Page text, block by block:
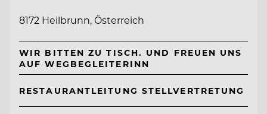
8172 Heilbrunn, Österreich
WIR BITTEN ZU TISCH. UND FREUEN UNS
AUF WEGBEGLEITERINN
RESTAURANTLEITUNG STELLVERTRETUNG